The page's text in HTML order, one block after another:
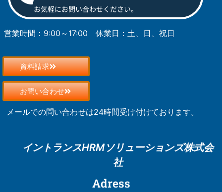
お気軽にお問い合わせください。
営業時間：9:00～17:00 休業日：土、日、祝日
資料請求
お問い合わせ
メールでの問い合わせは24時間受け付けております。
イントランスHRM ソリューションズ株式会
社
Adress